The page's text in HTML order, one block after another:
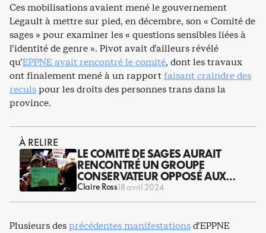
Ces mobilisations avaient mené le gouvernement
Legault à mettre sur pied, en décembre, son « Comité de
sages » pour examiner les « questions sensibles liées à
l’identité de genre ». Pivot avait d’ailleurs révélé
qu’EPPNE avait rencontré le comité, dont les travaux
ont finalement mené à un rapportfaisant craindre des
reculspour les droits des personnes trans dans la
province.
À RELIRE
LE COMITÉ DE SAGES AURAIT
RENCONTRÉ UN GROUPE
CONSERVATEUR OPPOSÉ AUX
DROITS TRANS
Claire Ross18 avril 2024
Plusieurs desprécédentes manifestationsd’EPPNE